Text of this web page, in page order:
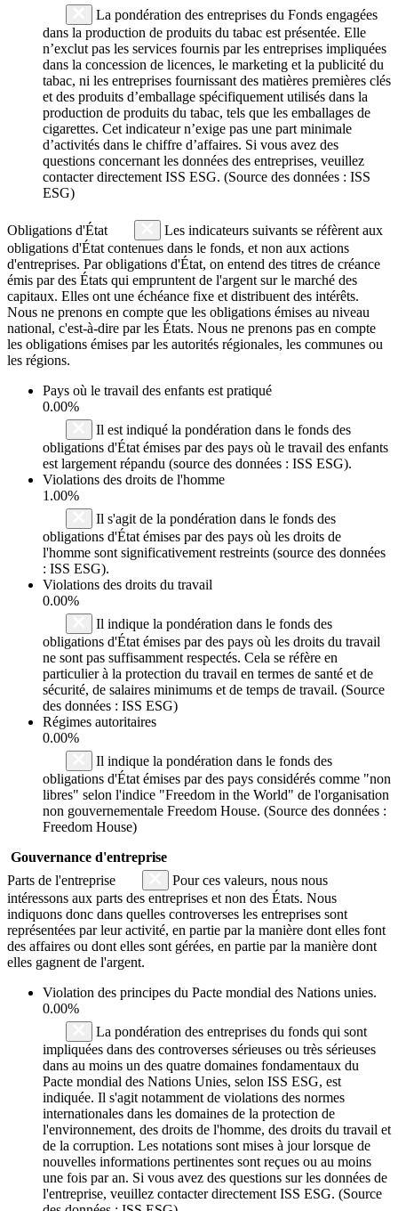
La pondération des entreprises du Fonds engagées
dans la production de produits du tabac est présentée. Elle
n’exclut pas les services fournis par les entreprises impliquées
dans la concession de licences, le marketing et la publicité du
tabac, ni les entreprises fournissant des matières premières clés
et des produits d’emballage spécifiquement utilisés dans la
production de produits du tabac, tels que les emballages de
cigarettes. Cet indicateur n’exige pas une part minimale
d’activités dans le chiffre d’affaires. Si vous avez des
questions concernant les données des entreprises, veuillez
contacter directement ISS ESG. (Source des données : ISS
ESG)
Obligations d'État
Les indicateurs suivants se réfèrent aux
obligations d'État contenues dans le fonds, et non aux actions
d'entreprises. Par obligations d'État, on entend des titres de créance
émis par des États qui empruntent de l'argent sur le marché des
capitaux. Elles ont une échéance fixe et distribuent des intérêts.
Nous ne prenons en compte que les obligations émises au niveau
national, c'est-à-dire par les États. Nous ne prenons pas en compte
les obligations émises par les autorités régionales, les communes ou
les régions.
Pays où le travail des enfants est pratiqué
0.00%
Il est indiqué la pondération dans le fonds des
obligations d'État émises par des pays où le travail des enfants
est largement répandu (source des données : ISS ESG).
Violations des droits de l'homme
1.00%
Il s'agit de la pondération dans le fonds des
obligations d'État émises par des pays où les droits de
l'homme sont significativement restreints (source des données
: ISS ESG).
Violations des droits du travail
0.00%
Il indique la pondération dans le fonds des
obligations d'État émises par des pays où les droits du travail
ne sont pas suffisamment respectés. Cela se réfère en
particulier à la protection du travail en termes de santé et de
sécurité, de salaires minimums et de temps de travail. (Source
des données : ISS ESG)
Régimes autoritaires
0.00%
Il indique la pondération dans le fonds des
obligations d'État émises par des pays considérés comme "non
libres" selon l'indice "Freedom in the World" de l'organisation
non gouvernementale Freedom House. (Source des données :
Freedom House)
Gouvernance d'entreprise
Parts de l'entreprise
Pour ces valeurs, nous nous
intéressons aux parts des entreprises et non des États. Nous
indiquons donc dans quelles controverses les entreprises sont
représentées par leur activité, en partie par la manière dont elles font
des affaires ou dont elles sont gérées, en partie par la manière dont
elles gagnent de l'argent.
Violation des principes du Pacte mondial des Nations unies.
0.00%
La pondération des entreprises du fonds qui sont
impliquées dans des controverses sérieuses ou très sérieuses
dans au moins un des quatre domaines fondamentaux du
Pacte mondial des Nations Unies, selon ISS ESG, est
indiquée. Il s'agit notamment de violations des normes
internationales dans les domaines de la protection de
l'environnement, des droits de l'homme, des droits du travail et
de la corruption. Les notations sont mises à jour lorsque de
nouvelles informations pertinentes sont reçues ou au moins
une fois par an. Si vous avez des questions sur les données de
l'entreprise, veuillez contacter directement ISS ESG. (Source